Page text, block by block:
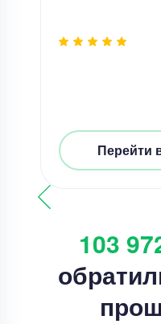
Перейти
103